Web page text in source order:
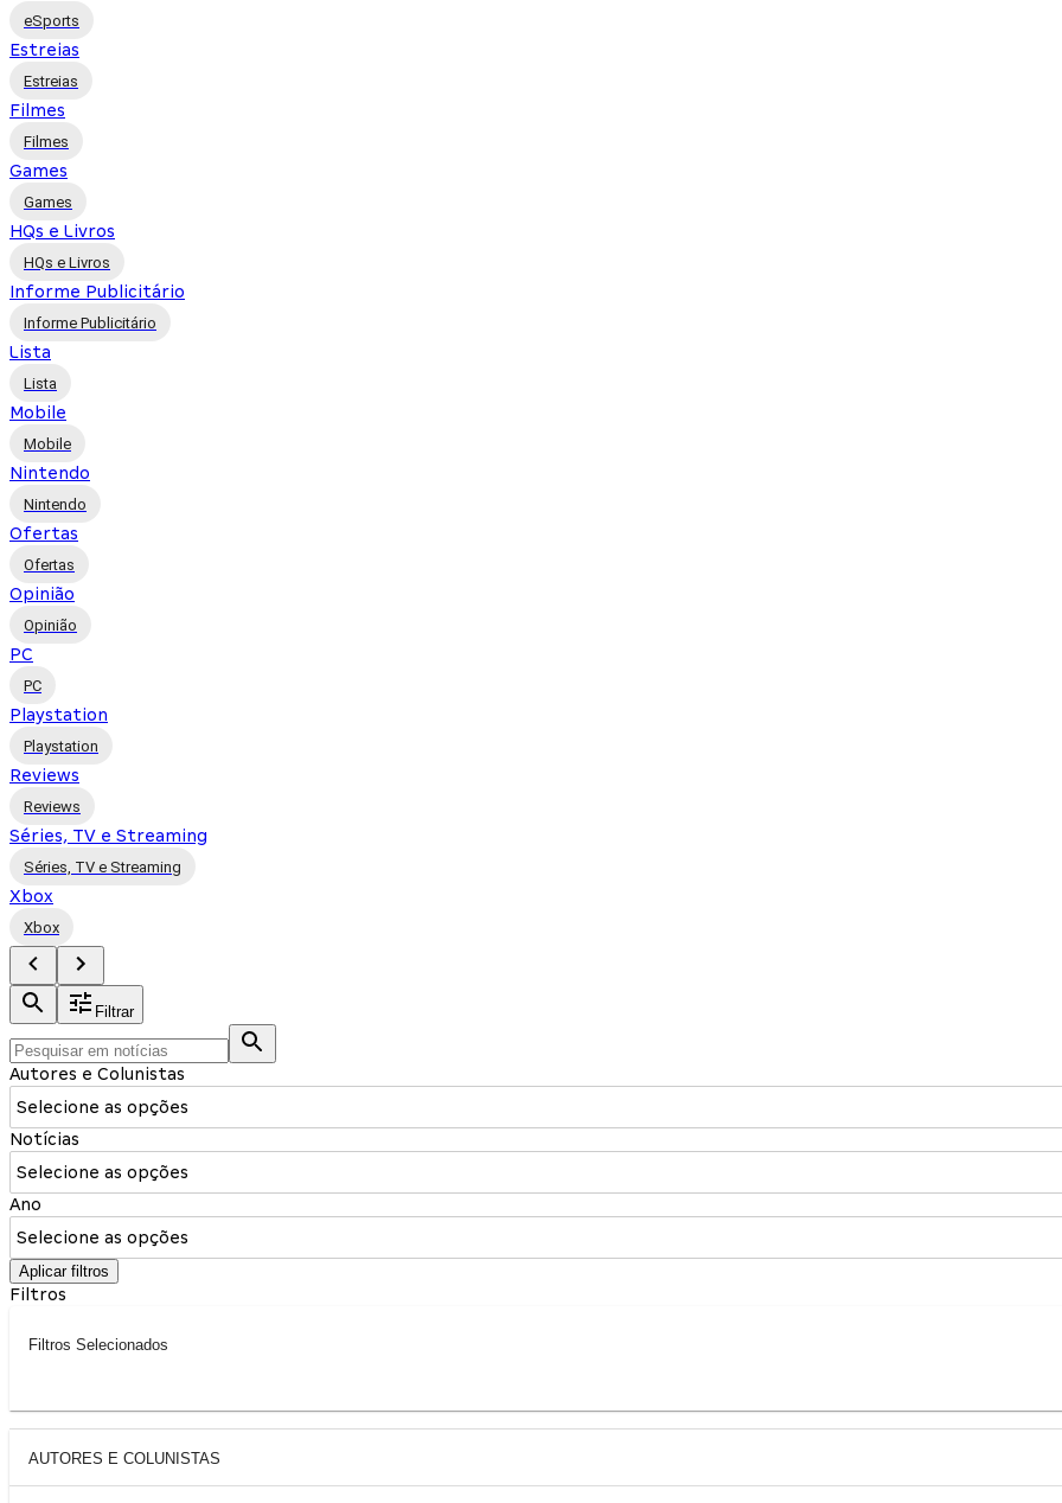
eSports
Estreias
Estreias
Filmes
Filmes
Games
Games
HQs e Livros
HQs e Livros
Informe Publicitário
Informe Publicitário
Lista
Lista
Mobile
Mobile
Nintendo
Nintendo
Ofertas
Ofertas
Opinião
Opinião
PC
PC
Playstation
Playstation
Reviews
Reviews
Séries, TV e Streaming
Séries, TV e Streaming
Xbox
Xbox
Filtrar
Autores e Colunistas
Selecione as opções
Notícias
Selecione as opções
Ano
Selecione as opções
Aplicar filtros
Filtros
Filtros Selecionados
AUTORES E COLUNISTAS